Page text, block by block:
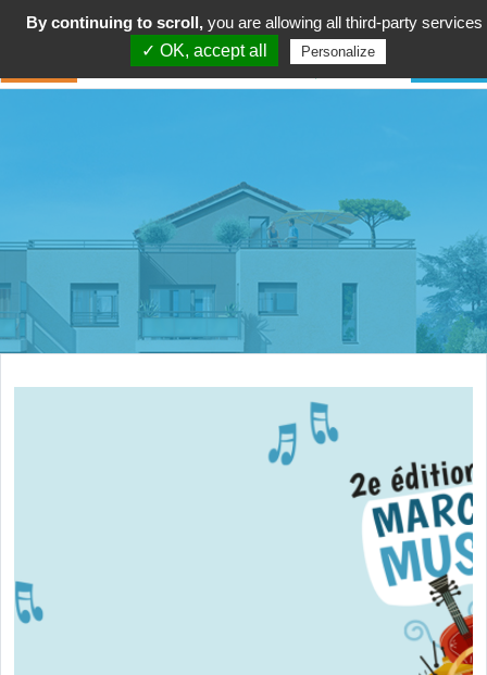
By continuing to scroll, you are allowing all third-party services
✓ OK, accept all
Personalize